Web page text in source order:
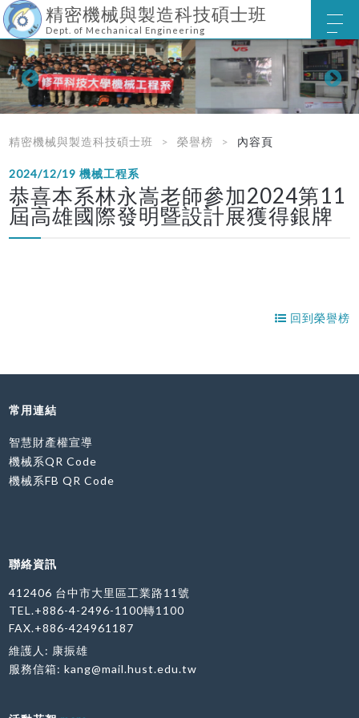
精密機械與製造科技碩士班
Dept. of Mechanical Engineering
精密機械與製造科技碩士班 榮譽榜 內容頁
2024/12/19機械工程系
恭喜本系林永嵩老師參加2024第11
屆高雄國際發明暨設計展獲得銀牌
回到榮譽榜
常用連結
智慧財產權宣導
機械系QR Code
機械系FB QR Code
聯絡資訊
412406 台中市大里區工業路11號
TEL.+886-4-2496-1100轉1100
FAX.+886-424961187
維護人: 康振雄
服務信箱:kang@mail.hust.edu.tw